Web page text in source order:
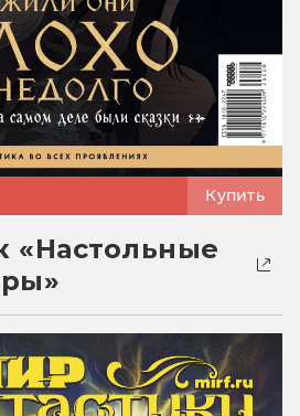
Купить
«Настольные